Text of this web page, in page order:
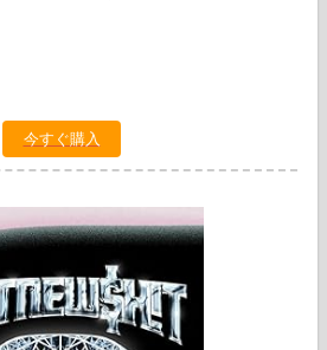
今すぐ購入